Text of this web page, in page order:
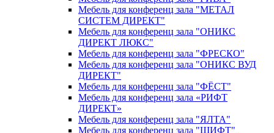
Мебель для конференц зала "МЕТАЛ
СИСТЕМ ДИРЕКТ"
Мебель для конференц зала "ОНИКС
ДИРЕКТ ЛЮКС"
Мебель для конференц зала "ФРЕСКО"
Мебель для конференц зала "ОНИКС ВУД
ДИРЕКТ"
Мебель для конференц зала "ФЁСТ"
Мебель для конференц зала «РИФТ
ДИРЕКТ»
Мебель для конференц зала "ЯЛТА"
Мебель для конференц зала "ШИФТ"